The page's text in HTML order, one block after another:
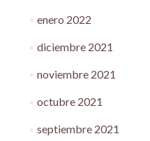
enero 2022
diciembre 2021
noviembre 2021
octubre 2021
septiembre 2021